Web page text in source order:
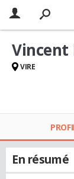
Vincent
VIRE
En résumé